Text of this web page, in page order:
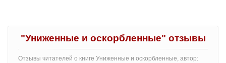
"Униженные и оскорбленные" отзывы
Отзывы читателей о книге Униженные и оскорбленные, автор: